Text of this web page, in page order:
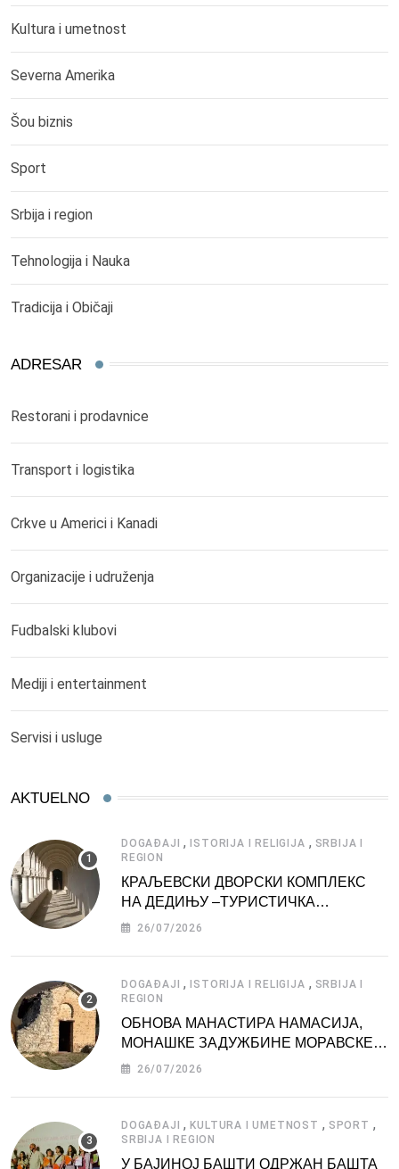
Kultura i umetnost
Severna Amerika
Šou biznis
Sport
Srbija i region
Tehnologija i Nauka
Tradicija i Običaji
ADRESAR
Restorani i prodavnice
Transport i logistika
Crkve u Americi i Kanadi
Organizacije i udruženja
Fudbalski klubovi
Mediji i entertainment
Servisi i usluge
AKTUELNO
DOGAĐAJI , ISTORIJA I RELIGIJA , SRBIJA I
REGION
КРАЉЕВСКИ ДВОРСКИ КОМПЛЕКС
НА ДЕДИЊУ –ТУРИСТИЧКА
АТРАКЦИЈА
26/07/2026
DOGAĐAJI , ISTORIJA I RELIGIJA , SRBIJA I
REGION
ОБНОВА МАНАСТИРА НАМАСИЈА,
МОНАШКЕ ЗАДУЖБИНЕ МОРАВСКЕ
СРБИЈЕ
26/07/2026
DOGAĐAJI ,KULTURA I UMETNOST , SPORT ,
SRBIJA I REGION
У БАЈИНОЈ БАШТИ ОДРЖАН БАШТА